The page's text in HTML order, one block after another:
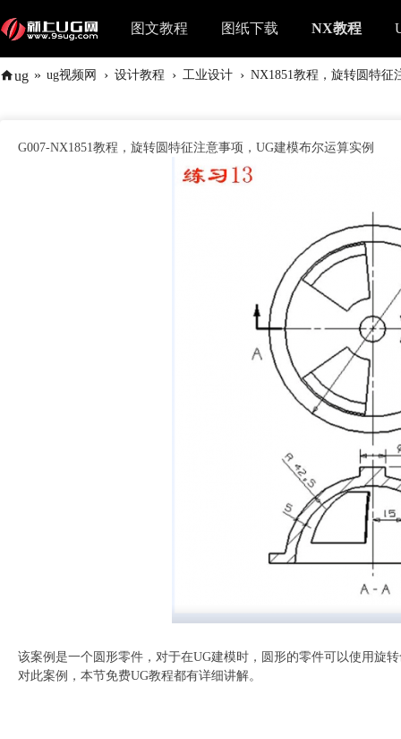
图文教程 图纸下载 NX教程
ug » ug视频网 › 设计教程 › 工业设计 › NX1851教程，旋转圆特征
G007-NX1851教程，旋转圆特征注意事项，UG建模布尔运算实例
该案例是一个圆形零件，对于在UG建模时，圆形的零件可以使用旋
对此案例，本节免费UG教程都有详细讲解。